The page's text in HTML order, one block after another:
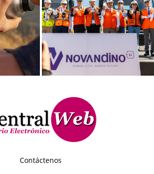
Contáctenos